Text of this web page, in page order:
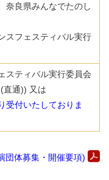
奈良県みんなでたのし
スフェスティバル実行
スティバル実行委員会
直通)) 又は
受付いたしておりま
団体募集・開催要項)